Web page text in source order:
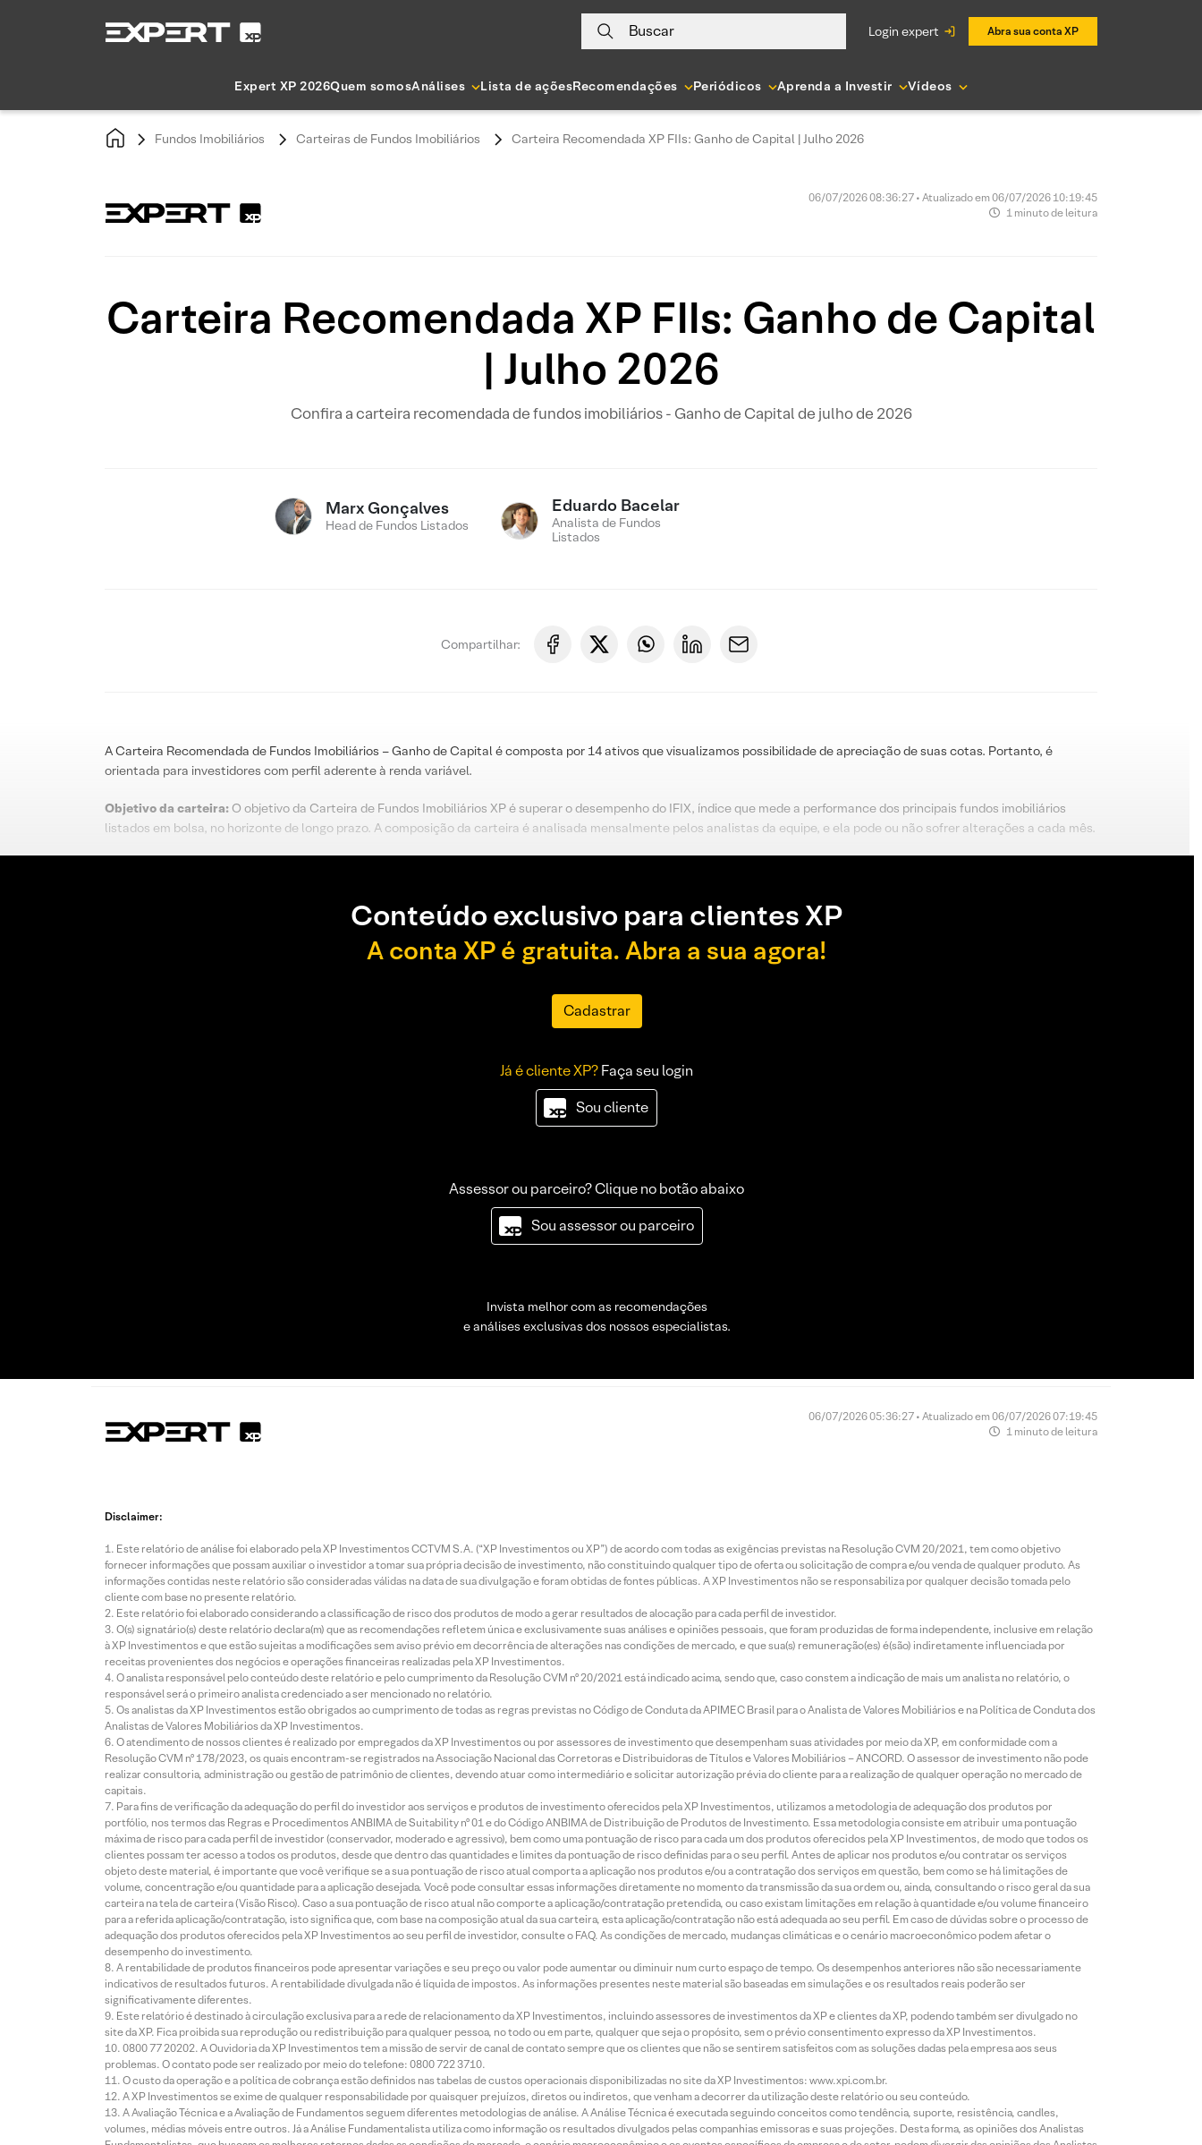
Buscar login expert Abra sua conta XP
Expert XP 2026Quem somosAnálises Lista de açõesRecomendações Periódicos Aprenda a Investir Vídeos
Fundos Imobiliários Carteiras de Fundos Imobiliários Carteira Recomendada XP FIIs: Ganho de Capital | Julho 2026
06/07/2026 08:36:27 • Atualizado em 06/07/2026 10:19:45
1 minuto de leitura
Carteira Recomendada XP FIIs: Ganho de Capital
| Julho 2026
Confira a carteira recomendada de fundos imobiliários - Ganho de Capital de julho de 2026
Marx Gonçalves
Head de Fundos Listados
Eduardo Bacelar
Analista de Fundos
Listados
Compartilhar:
A Carteira Recomendada de Fundos Imobiliários – Ganho de Capital é composta por 14 ativos que visualizamos possibilidade de apreciação de suas cotas. Portanto, é
orientada para investidores com perfil aderente à renda variável.
Objetivo da carteira: O objetivo da Carteira de Fundos Imobiliários XP é superar o desempenho do IFIX, índice que mede a performance dos principais fundos imobiliários
listados em bolsa, no horizonte de longo prazo. A composição da carteira é analisada mensalmente pelos analistas da equipe, e ela pode ou não sofrer alterações a cada mês.
Conteúdo exclusivo para clientes XP
A conta XP é gratuita. Abra a sua agora!
Cadastrar
Já é cliente XP?Faça seu login
Sou cliente
Assessor ou parceiro? Clique no botão abaixo
Sou assessor ou parceiro
Invista melhor com as recomendações
e análises exclusivas dos nossos especialistas.
06/07/2026 05:36:27 • Atualizado em 06/07/2026 07:19:45
1 minuto de leitura
Disclaimer:
Este relatório de análise foi elaborado pela XP Investimentos CCTVM S.A. (“XP Investimentos ou XP”) de acordo com todas as exigências previstas na Resolução CVM 20/2021, tem como objetivo
fornecer informações que possam auxiliar o investidor a tomar sua própria decisão de investimento, não constituindo qualquer tipo de oferta ou solicitação de compra e/ou venda de qualquer produto. As
informações contidas neste relatório são consideradas válidas na data de sua divulgação e foram obtidas de fontes públicas. A XP Investimentos não se responsabiliza por qualquer decisão tomada pelo
cliente com base no presente relatório.
Este relatório foi elaborado considerando a classificação de risco dos produtos de modo a gerar resultados de alocação para cada perfil de investidor.
O(s) signatário(s) deste relatório declara(m) que as recomendações refletem única e exclusivamente suas análises e opiniões pessoais, que foram produzidas de forma independente, inclusive em relação
à XP Investimentos e que estão sujeitas a modificações sem aviso prévio em decorrência de alterações nas condições de mercado, e que sua(s) remuneração(es) é(são) indiretamente influenciada por
receitas provenientes dos negócios e operações financeiras realizadas pela XP Investimentos.
O analista responsável pelo conteúdo deste relatório e pelo cumprimento da Resolução CVM nº 20/2021 está indicado acima, sendo que, caso constem a indicação de mais um analista no relatório, o
responsável será o primeiro analista credenciado a ser mencionado no relatório.
Os analistas da XP Investimentos estão obrigados ao cumprimento de todas as regras previstas no Código de Conduta da APIMEC Brasil para o Analista de Valores Mobiliários e na Política de Conduta dos
Analistas de Valores Mobiliários da XP Investimentos.
O atendimento de nossos clientes é realizado por empregados da XP Investimentos ou por assessores de investimento que desempenham suas atividades por meio da XP, em conformidade com a
Resolução CVM nº 178/2023, os quais encontram-se registrados na Associação Nacional das Corretoras e Distribuidoras de Títulos e Valores Mobiliários – ANCORD. O assessor de investimento não pode
realizar consultoria, administração ou gestão de patrimônio de clientes, devendo atuar como intermediário e solicitar autorização prévia do cliente para a realização de qualquer operação no mercado de
capitais.
Para fins de verificação da adequação do perfil do investidor aos serviços e produtos de investimento oferecidos pela XP Investimentos, utilizamos a metodologia de adequação dos produtos por
portfólio, nos termos das Regras e Procedimentos ANBIMA de Suitability nº 01 e do Código ANBIMA de Distribuição de Produtos de Investimento. Essa metodologia consiste em atribuir uma pontuação
máxima de risco para cada perfil de investidor (conservador, moderado e agressivo), bem como uma pontuação de risco para cada um dos produtos oferecidos pela XP Investimentos, de modo que todos os
clientes possam ter acesso a todos os produtos, desde que dentro das quantidades e limites da pontuação de risco definidas para o seu perfil. Antes de aplicar nos produtos e/ou contratar os serviços
objeto deste material, é importante que você verifique se a sua pontuação de risco atual comporta a aplicação nos produtos e/ou a contratação dos serviços em questão, bem como se há limitações de
volume, concentração e/ou quantidade para a aplicação desejada. Você pode consultar essas informações diretamente no momento da transmissão da sua ordem ou, ainda, consultando o risco geral da sua
carteira na tela de carteira (Visão Risco). Caso a sua pontuação de risco atual não comporte a aplicação/contratação pretendida, ou caso existam limitações em relação à quantidade e/ou volume financeiro
para a referida aplicação/contratação, isto significa que, com base na composição atual da sua carteira, esta aplicação/contratação não está adequada ao seu perfil. Em caso de dúvidas sobre o processo de
adequação dos produtos oferecidos pela XP Investimentos ao seu perfil de investidor, consulte o FAQ. As condições de mercado, mudanças climáticas e o cenário macroeconômico podem afetar o
desempenho do investimento.
A rentabilidade de produtos financeiros pode apresentar variações e seu preço ou valor pode aumentar ou diminuir num curto espaço de tempo. Os desempenhos anteriores não são necessariamente
indicativos de resultados futuros. A rentabilidade divulgada não é líquida de impostos. As informações presentes neste material são baseadas em simulações e os resultados reais poderão ser
significativamente diferentes.
Este relatório é destinado à circulação exclusiva para a rede de relacionamento da XP Investimentos, incluindo assessores de investimentos da XP e clientes da XP, podendo também ser divulgado no
site da XP. Fica proibida sua reprodução ou redistribuição para qualquer pessoa, no todo ou em parte, qualquer que seja o propósito, sem o prévio consentimento expresso da XP Investimentos.
0800 77 20202. A Ouvidoria da XP Investimentos tem a missão de servir de canal de contato sempre que os clientes que não se sentirem satisfeitos com as soluções dadas pela empresa aos seus
problemas. O contato pode ser realizado por meio do telefone: 0800 722 3710.
O custo da operação e a política de cobrança estão definidos nas tabelas de custos operacionais disponibilizadas no site da XP Investimentos: www.xpi.com.br.
A XP Investimentos se exime de qualquer responsabilidade por quaisquer prejuízos, diretos ou indiretos, que venham a decorrer da utilização deste relatório ou seu conteúdo.
A Avaliação Técnica e a Avaliação de Fundamentos seguem diferentes metodologias de análise. A Análise Técnica é executada seguindo conceitos como tendência, suporte, resistência, candles,
volumes, médias móveis entre outros. Já a Análise Fundamentalista utiliza como informação os resultados divulgados pelas companhias emissoras e suas projeções. Desta forma, as opiniões dos Analistas